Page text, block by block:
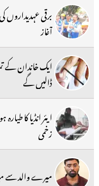
برقی عہدیداروں
آغاز
ایک خاندان کے
ڈالیں گے
زخمی
میرے والد سے